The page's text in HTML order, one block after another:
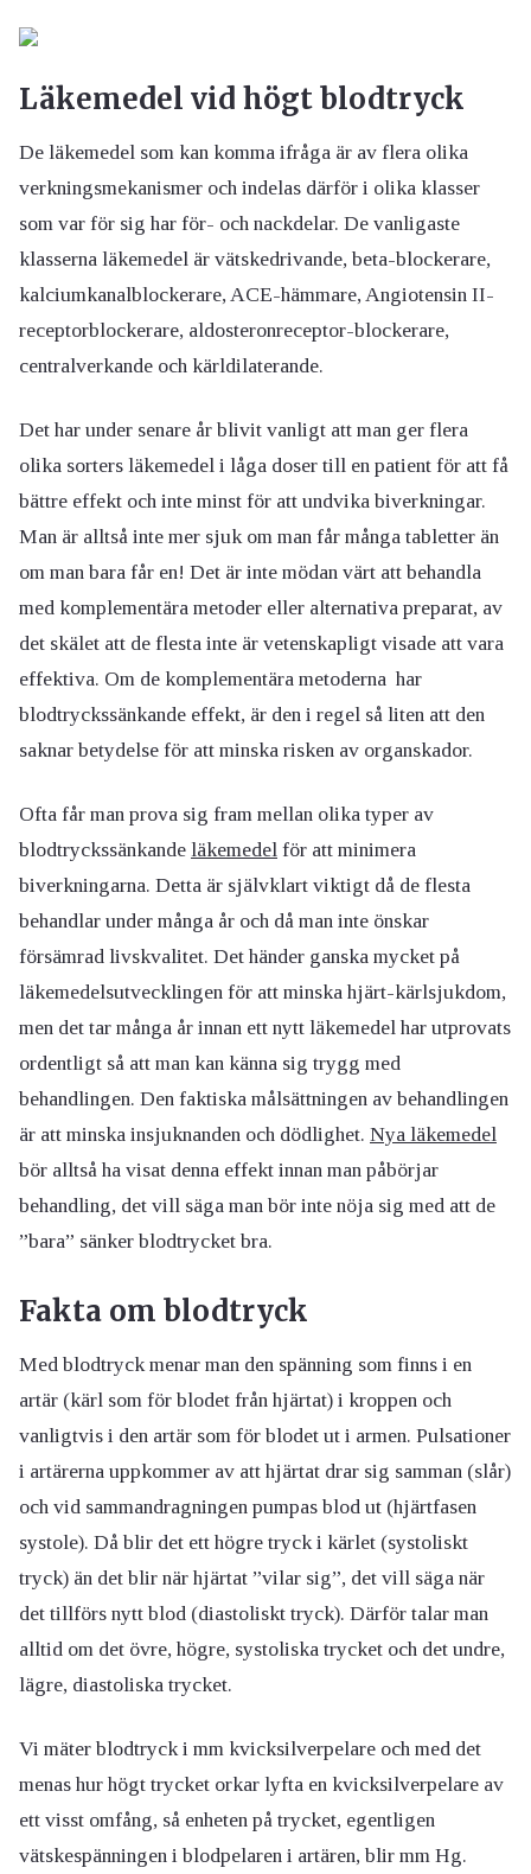
Läkemedel vid högt blodtryck
De läkemedel som kan komma ifråga är av flera olika
verkningsmekanismer och indelas därför i olika klasser
som var för sig har för- och nackdelar. De vanligaste
klasserna läkemedel är vätskedrivande, beta-blockerare,
kalciumkanalblockerare, ACE-hämmare, Angiotensin II-
receptorblockerare, aldosteronreceptor-blockerare,
centralverkande och kärldilaterande.
Det har under senare år blivit vanligt att man ger flera
olika sorters läkemedel i låga doser till en patient för att få
bättre effekt och inte minst för att undvika biverkningar.
Man är alltså inte mer sjuk om man får många tabletter än
om man bara får en! Det är inte mödan värt att behandla
med komplementära metoder eller alternativa preparat, av
det skälet att de flesta inte är vetenskapligt visade att vara
effektiva. Om de komplementära metoderna har
blodtryckssänkande effekt, är den i regel så liten att den
saknar betydelse för att minska risken av organskador.
Ofta får man prova sig fram mellan olika typer av
blodtryckssänkande läkemedel för att minimera
biverkningarna. Detta är självklart viktigt då de flesta
behandlar under många år och då man inte önskar
försämrad livskvalitet. Det händer ganska mycket på
läkemedelsutvecklingen för att minska hjärt-kärlsjukdom,
men det tar många år innan ett nytt läkemedel har utprovats
ordentligt så att man kan känna sig trygg med
behandlingen. Den faktiska målsättningen av behandlingen
är att minska insjuknanden och dödlighet. Nya läkemedel
bör alltså ha visat denna effekt innan man påbörjar
behandling, det vill säga man bör inte nöja sig med att de
”bara” sänker blodtrycket bra.
Fakta om blodtryck
Med blodtryck menar man den spänning som finns i en
artär (kärl som för blodet från hjärtat) i kroppen och
vanligtvis i den artär som för blodet ut i armen. Pulsationer
i artärerna uppkommer av att hjärtat drar sig samman (slår)
och vid sammandragningen pumpas blod ut (hjärtfasen
systole). Då blir det ett högre tryck i kärlet (systoliskt
tryck) än det blir när hjärtat ”vilar sig”, det vill säga när
det tillförs nytt blod (diastoliskt tryck). Därför talar man
alltid om det övre, högre, systoliska trycket och det undre,
lägre, diastoliska trycket.
Vi mäter blodtryck i mm kvicksilverpelare och med det
menas hur högt trycket orkar lyfta en kvicksilverpelare av
ett visst omfång, så enheten på trycket, egentligen
vätskespänningen i blodpelaren i artären, blir mm Hg.